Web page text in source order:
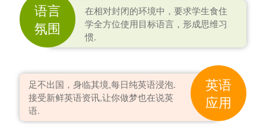
语言
氛围
在相对封闭的环境中，要求学生食住
学全方位使用目标语言，形成思维习
惯.
英语
应用
足不出国，身临其境,每日纯英语浸泡.
接受新鲜英语资讯,让你做梦也在说英
语.